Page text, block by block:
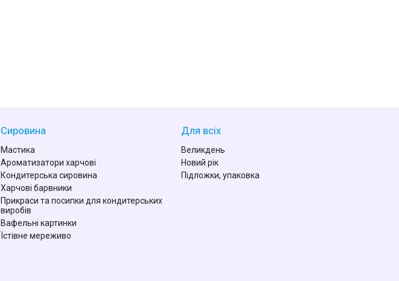
Сировина
Мастика
Ароматизатори харчові
Кондитерська сировина
Харчові барвники
Прикраси та посипки для кондитерських
виробів
Вафельні картинки
Їстівне мереживо
Для всіх
Великдень
Новий рік
Підложки, упаковка